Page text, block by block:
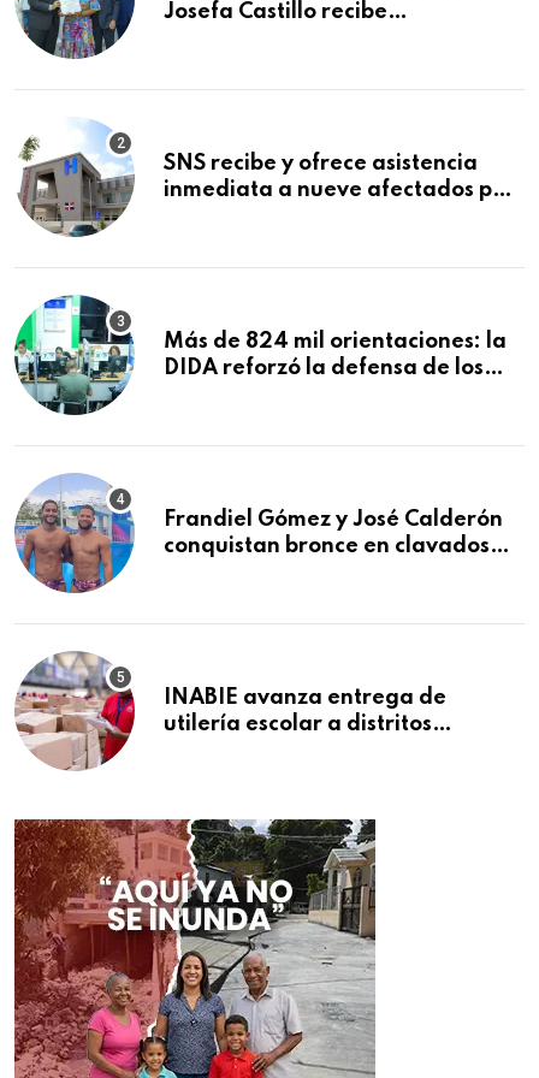
Josefa Castillo recibe
SNS recibe y ofrece asistencia
inmediata a nueve afectados por
Macorís
Más de 824 mil orientaciones: la
DIDA reforzó la defensa de los
Frandiel Gómez y José Calderón
conquistan bronce en clavados
INABIE avanza entrega de
utilería escolar a distritos